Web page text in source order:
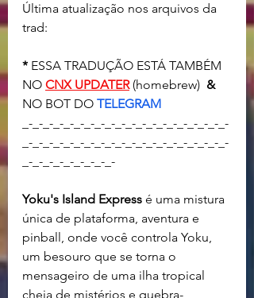
Última atualização nos arquivos da
trad:
* ESSA TRADUÇÃO ESTÁ TAMBÉM
NO CNX UPDATER (homebrew) &
NO BOT DO TELEGRAM
_-_-_-_-_-_-_-_-_-_-_-_-_-_-_-_-_-_-_-_-
_-_-_-_-_-_-_-_-_-_-_-_-_-_-_-_-_-_-_-_-
_-_-_-_-_-_-_-_-_-
Yoku's Island Express é uma mistura
única de plataforma, aventura e
pinball, onde você controla Yoku,
um besouro que se torna o
mensageiro de uma ilha tropical
cheia de mistérios e quebra-